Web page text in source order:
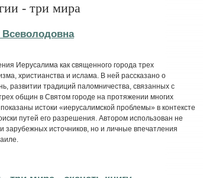
- три мира
Всеволодовна
Иерусалима как священного города трех
христианства и ислама. В ней рассказано о
развитии традиций паломничества, связанных с
общин в Святом городе на протяжении многих
истоки «иерусалимской проблемы» в контексте
путей его разрешения. Автором использован не
зарубежных источников, но и личные впечатления